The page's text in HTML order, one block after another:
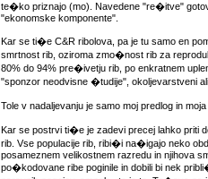
te�ko priznajo (mo). Navedene "re�itve"
"ekonomske komponente".
Kar se ti�e C&R ribolova, pa je tu samo en
smrtnost rib, oziroma zmo�nost rib za
80% do 94% pre�ivetju rib, po enkratnem
"sponzor neodvisne �tudije", okoljevarstveni
Tole v nadaljevanju je samo moj predlog in
Kar se postrvi ti�e je zadevi precej lahko priti
rib. Vse populacije rib, ribi�i na�igajo neko
posameznem velikostnem razredu in njihova
po�kodovane ribe poginile in dobili bi nek